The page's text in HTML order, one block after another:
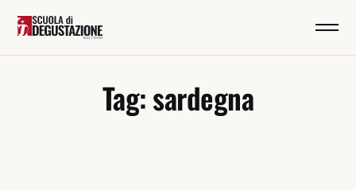
Tag: sardegna